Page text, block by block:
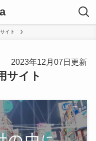
イト
2023年12月07日更新
サイト